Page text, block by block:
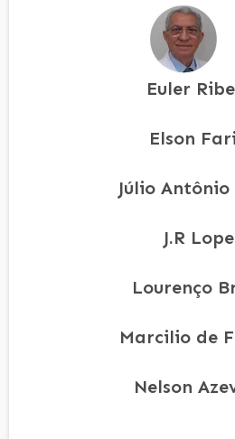
Euler
Elson
Júlio Antônio
J.R
Lourenço
Marcilio de
Nelson